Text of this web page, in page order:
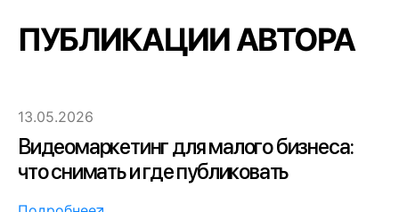
ПУБЛИКАЦИИ АВТОРА
13.05.2026
Видеомаркетинг для малого бизнеса:
что снимать и где публиковать